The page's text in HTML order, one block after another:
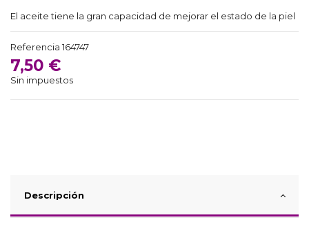
El aceite tiene la gran capacidad de mejorar el estado de la piel
Referencia 164747
7,50 €
Sin impuestos
Descripción